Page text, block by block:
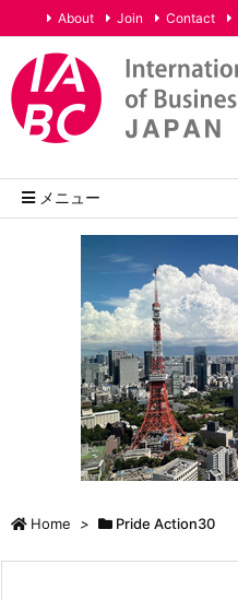
メニュー
About Join Contact
Home > Pride Action30